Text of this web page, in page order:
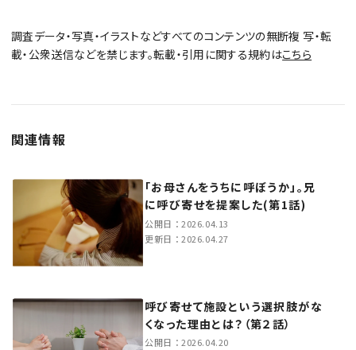
調査データ・写真・イラストなどすべてのコンテンツの無断複 写・転
載・公衆送信などを禁じます。転載・引用に関する規約はこちら
関連情報
「お母さんをうちに呼ぼうか」。兄
に呼び寄せを提案した(第1話)
公開日：2026.04.13
更新日：2026.04.27
呼び寄せて施設という選択肢がな
くなった理由とは？（第２話）
公開日：2026.04.20